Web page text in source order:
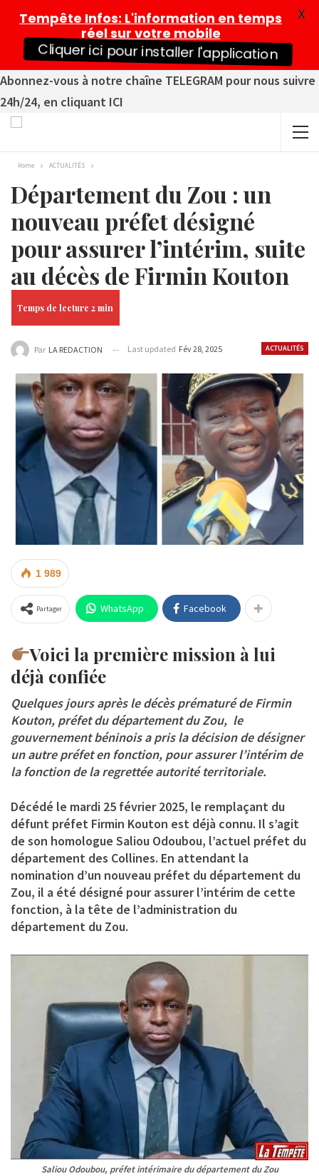
Abonnez-vous à notre chaîne TELEGRAM pour nous suivre
24h/24, en cliquant ICI
Home ACTUALITÉS
Département du Zou : un
nouveau préfet désigné
pour assurer l’intérim, suite
au décès de Firmin Kouton
ACTUALITÉS
Par LA REDACTION Last updated Fév 28, 2025
1 989
Partager WhatsApp Facebook
Voici la première mission à lui
déjà confiée
Quelques jours après le décès prématuré de Firmin
Kouton, préfet du département du Zou, le
gouvernement béninois a pris la décision de désigner
un autre préfet en fonction, pour assurer l’intérim de
la fonction de la regrettée autorité territoriale.
Décédé le mardi 25 février 2025, le remplaçant du
défunt préfet Firmin Kouton est déjà connu. Il s’agit
de son homologue Saliou Odoubou, l’actuel préfet du
département des Collines. En attendant la
nomination d’un nouveau préfet du département du
Zou, il a été désigné pour assurer l’intérim de cette
fonction, à la tête de l’administration du
département du Zou.
Saliou Odoubou, préfet intérimaire du département du Zou
Tempête Infos: L'information en temps
réel sur votre mobile
Cliquer ici pour installer l'application
X